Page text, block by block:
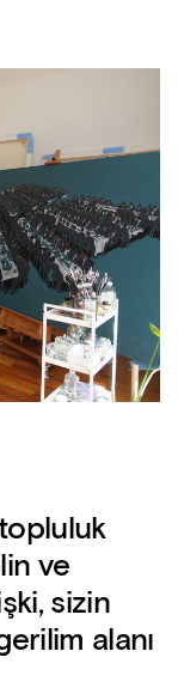
ve
sizin
alanı